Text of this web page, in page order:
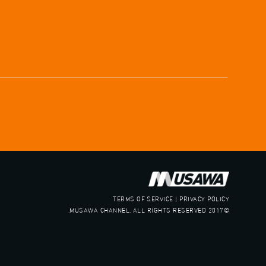
TERMS OF SERVICE | PRIVACY POLICY
©2017 MUSAWA CHANNEL. ALL RIGHTS RESERVED.